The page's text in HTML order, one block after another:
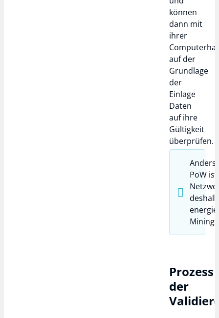
können
dann mit
ihrer
auf der
Grundlage
der
Einlage
Daten
auf ihre
Gültigkeit
überprüfen.
Anders
PoW
Mining
Prozess
der